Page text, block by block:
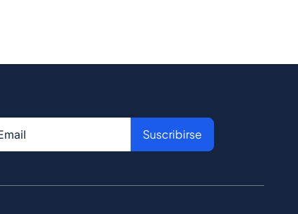
Suscribirse